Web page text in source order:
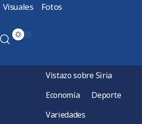
Visuales Fotos
Vistazo sobre Siria
Economía
Deporte
Variedades